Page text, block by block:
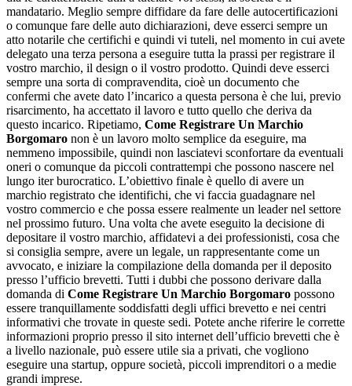
mandatario. Meglio sempre diffidare da fare delle autocertificazioni
o comunque fare delle auto dichiarazioni, deve esserci sempre un
atto notarile che certifichi e quindi vi tuteli, nel momento in cui avete
delegato una terza persona a eseguire tutta la prassi per registrare il
vostro marchio, il design o il vostro prodotto. Quindi deve esserci
sempre una sorta di compravendita, cioè un documento che
confermi che avete dato l’incarico a questa persona è che lui, previo
risarcimento, ha accettato il lavoro e tutto quello che deriva da
questo incarico. Ripetiamo, Come Registrare Un Marchio
Borgomaro non è un lavoro molto semplice da eseguire, ma
nemmeno impossibile, quindi non lasciatevi sconfortare da eventuali
oneri o comunque da piccoli contrattempi che possono nascere nel
lungo iter burocratico. L’obiettivo finale è quello di avere un
marchio registrato che identifichi, che vi faccia guadagnare nel
vostro commercio e che possa essere realmente un leader nel settore
nel prossimo futuro. Una volta che avete eseguito la decisione di
depositare il vostro marchio, affidatevi a dei professionisti, cosa che
si consiglia sempre, avere un legale, un rappresentante come un
avvocato, e iniziare la compilazione della domanda per il deposito
presso l’ufficio brevetti. Tutti i dubbi che possono derivare dalla
domanda di Come Registrare Un Marchio Borgomaro possono
essere tranquillamente soddisfatti degli uffici brevetto e nei centri
informativi che trovate in queste sedi. Potete anche riferire le corrette
informazioni proprio presso il sito internet dell’ufficio brevetti che è
a livello nazionale, può essere utile sia a privati, che vogliono
eseguire una startup, oppure società, piccoli imprenditori o a medie
grandi imprese.